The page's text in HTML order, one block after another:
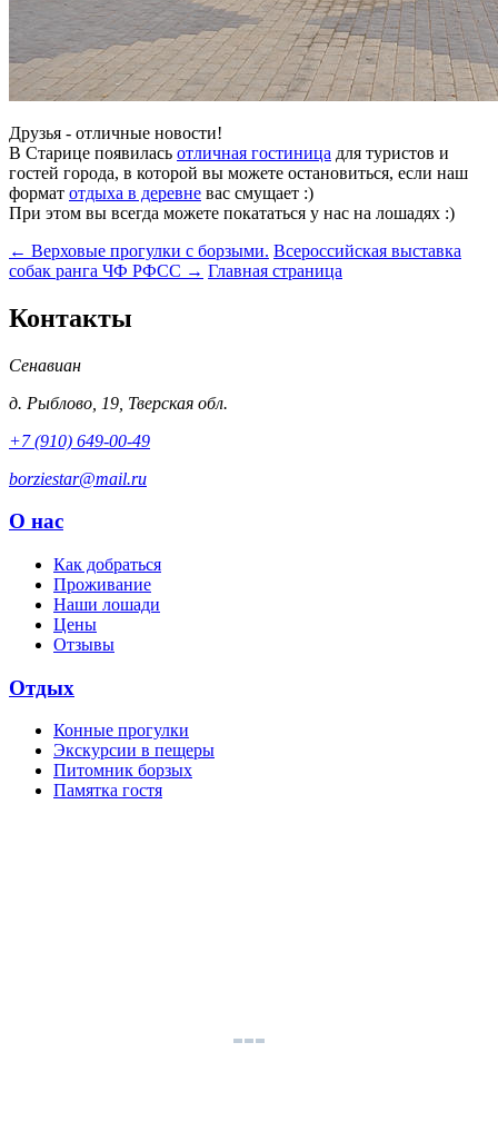
Друзья - отличные новости!
В Старице появилась отличная гостиница для туристов и
гостей города, в которой вы можете остановиться, если наш
формат отдыха в деревне вас смущает :)
При этом вы всегда можете покататься у нас на лошадях :)
← Верховые прогулки с борзыми. Всероссийская выставка
собак ранга ЧФ РФСС → Главная страница
Контакты
Сенавиан
д. Рыблово 19 Тверская обл.
+7 (910) 649-00-49
borziestar@mail.ru
О нас
Как добраться
Проживание
Наши лошади
Цены
Отзывы
Отдых
Конные прогулки
Экскурсии в пещеры
Питомник борзых
Памятка гостя